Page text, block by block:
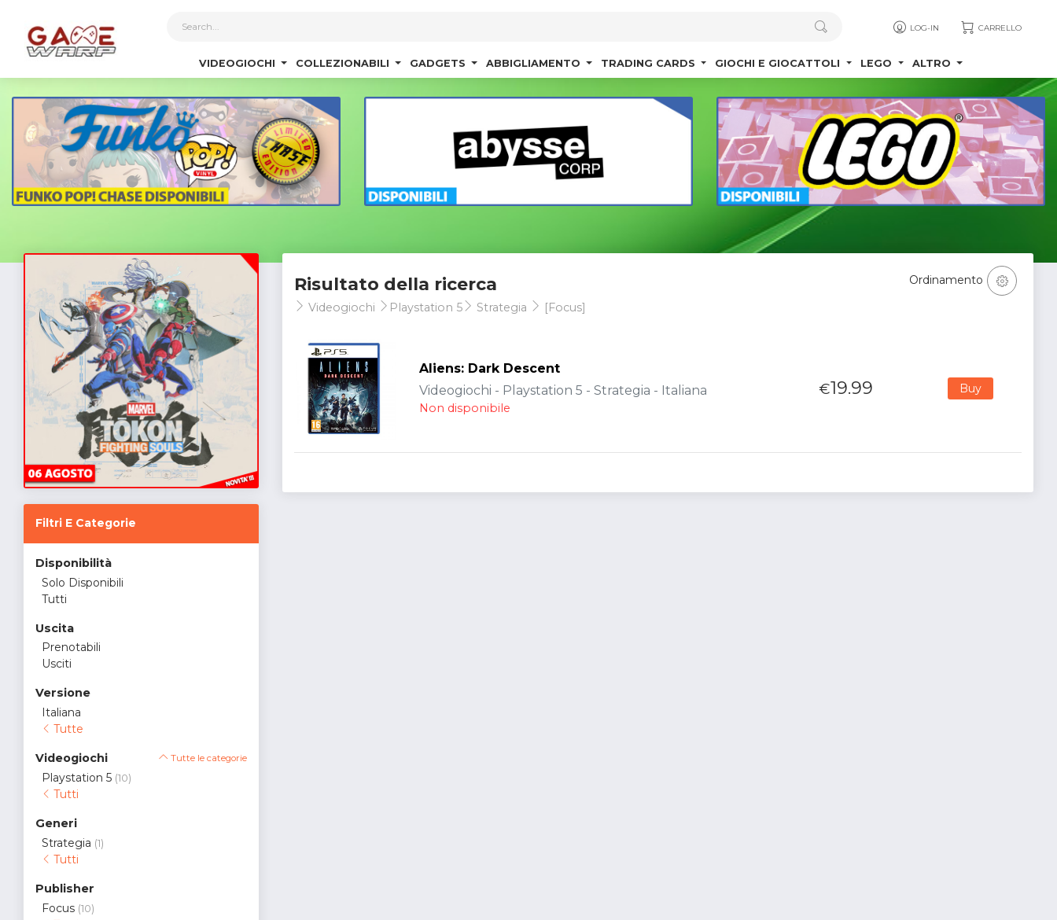
LOG-IN CARRELLO
VIDEOGIOCHI COLLEZIONABILI GADGETS ABBIGLIAMENTO TRADING CARDS GIOCHI E GIOCATTOLI LEGO ALTRO
Filtri E Categorie
Disponibilità
Solo Disponibili
Tutti
Uscita
Prenotabili
Usciti
Versione
Italiana
Tutte
Videogiochi Tutte le categorie
Playstation 5 (10)
Tutti
Generi
Strategia (1)
Tutti
Publisher
Focus (10)
Risultato della ricerca
Videogiochi Playstation 5 Strategia [Focus]
Ordinamento
Aliens: Dark Descent
Videogiochi - Playstation 5 - Strategia - Italiana
Non disponibile
€19.99 Buy